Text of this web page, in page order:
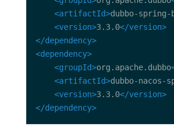
<artifactId>dubbo-
<version>3.3.0</version>
</dependency>
<dependency>
<groupId>org.apache.dubbo
<artifactId>dubbo-nacos-
<version>3.3.0</version>
</dependency>